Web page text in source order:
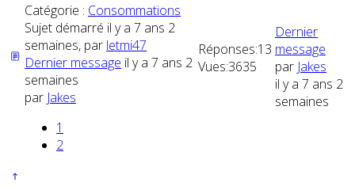
Catégorie : Consommations
Sujet démarré il y a 7 ans 2
semaines, par letmi47
Dernier message il y a 7 ans 2
semaines
par Jakes
1
2
Réponses:13
Vues:3635
Dernier
message
par Jakes
il y a 7 ans 2
semaines